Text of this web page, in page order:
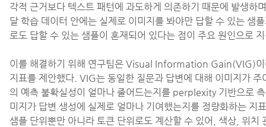
각적 근거보다 텍스트 패턴에 과도하게 의존하기 때문에 발생하
달 학습 데이터 안에는 실제로 이미지를 봐야만 답할 수 있는 샘
로도 답할 수 있는 샘플이 혼재되어 있다는 점이 주요 원인으로
이를 해결하기 위해 연구팀은 Visual Information Gain(VIG)이
지표를 제안했다. VIG는 동일한 질문과 답변에 대해 이미지가 주
의 예측 불확실성이 얼마나 줄어드는지를 perplexity 기반으로
미지가 답변 생성에 실제로 얼마나 기여했는지를 정량화하는 지
샘플 단위뿐만 아니라 토큰 단위로도 계산할 수 있어, 색상, 위치